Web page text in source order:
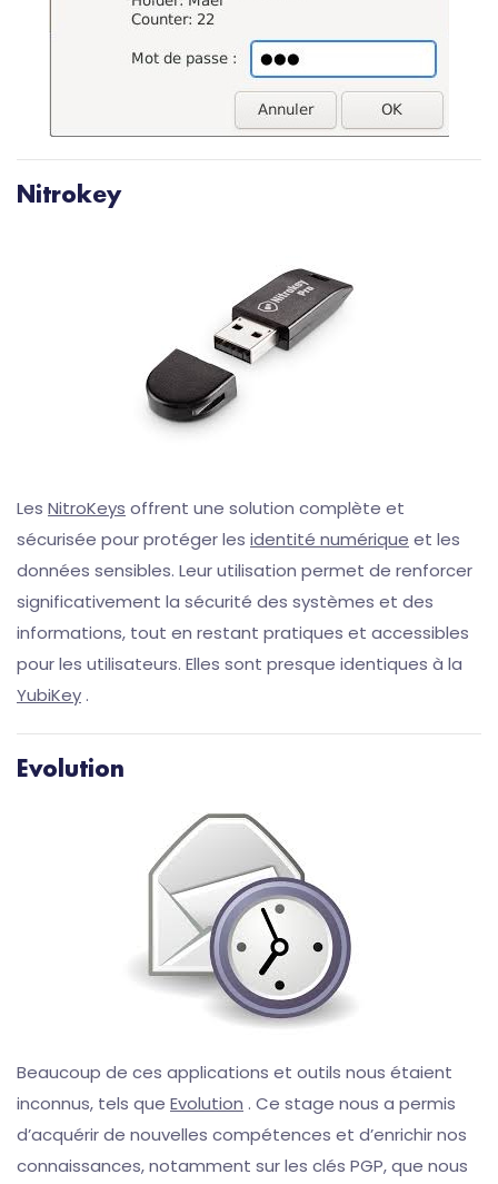
Nitrokey
Les NitroKeys offrent une solution complète et
sécurisée pour protéger les identité numérique et les
données sensibles. Leur utilisation permet de renforcer
significativement la sécurité des systèmes et des
informations, tout en restant pratiques et accessibles
pour les utilisateurs. Elles sont presque identiques à la
YubiKey .
Evolution
Beaucoup de ces applications et outils nous étaient
inconnus, tels que Evolution . Ce stage nous a permis
d’acquérir de nouvelles compétences et d’enrichir nos
connaissances, notamment sur les clés PGP, que nous